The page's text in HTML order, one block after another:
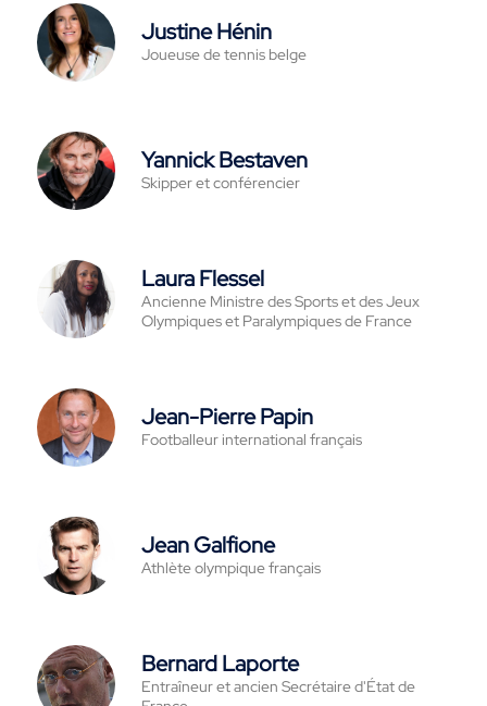
Justine Hénin
Joueuse de tennis belge
Yannick Bestaven
Skipper et conférencier
Laura Flessel
Ancienne Ministre des Sports et des Jeux
Olympiques et Paralympiques de France
Jean-Pierre Papin
Footballeur international français
Jean Galfione
Athlète olympique français
Bernard Laporte
Entraîneur et ancien Secrétaire d'État de